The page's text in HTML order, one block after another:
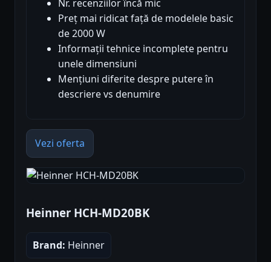
Nr. recenziilor încă mic
Preț mai ridicat față de modelele basic
de 2000 W
Informații tehnice incomplete pentru
unele dimensiuni
Mențiuni diferite despre putere în
descriere vs denumire
Vezi oferta
Heinner HCH-MD20BK
Brand: Heinner